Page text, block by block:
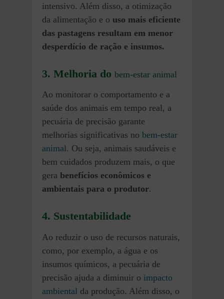
intensivo. Além disso, a otimização
da alimentação e o uso mais eficiente
das pastagens resultam em menor
desperdício de ração e insumos.
3. Melhoria do bem-estar animal
Ao monitorar o comportamento e a
saúde dos animais em tempo real, a
pecuária de precisão garante
melhorias significativas no bem-estar
animal. Ou seja, animais saudáveis e
bem cuidados produzem mais, o que
gera benefícios econômicos e
ambientais para o produtor.
4. Sustentabilidade
Ao reduzir o uso de recursos naturais,
como, por exemplo, a água e os
insumos químicos, a pecuária de
precisão ajuda a diminuir o impacto
ambiental da produção. Além disso, o